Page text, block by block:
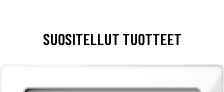
SUOSITELLUT TUOTTEET